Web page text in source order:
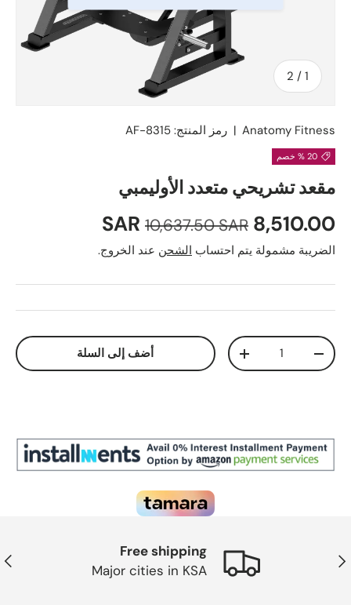
1
/ ل
2
Anatomy Fitness
| رمز المنتج: AF-8315
20 % خصم
مقعد تشريحي متعدد الأوليمبي
سعر البيع
8,510.00 SAR السعر العادي10,637.50 SAR
الضريبة مشمولة يتم احتساب الشحن عند الخروج.
الكمية
تقليل الكمية
زيادة الكمية أضف إلى السلة
سابق
Free shipping
Major cities in KSA